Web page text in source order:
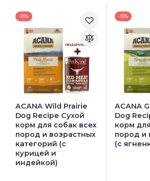
-15%
ACANA Wild Prairie
Dog Recipe Сухой
корм для собак всех
пород и возрастных
категорий (с
курицей и
индейкой)
-15%
ACANA
Dog
корм
пород и
(с